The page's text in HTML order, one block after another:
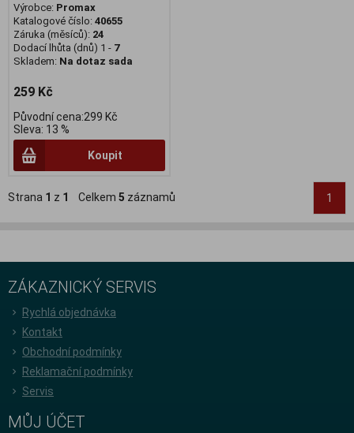
Výrobce: Promax
Katalogové číslo: 40655
Záruka (měsíců): 24
Dodací lhůta (dnů) 1 - 7
Skladem: Na dotaz sada
259 Kč
Původní cena:299 Kč
Sleva: 13 %
Koupit
Strana 1 z 1 Celkem 5 záznamů 1
ZÁKAZNICKÝ SERVIS
Rychlá objednávka
Kontakt
Obchodní podmínky
Reklamační podmínky
Servis
MŮJ ÚČET